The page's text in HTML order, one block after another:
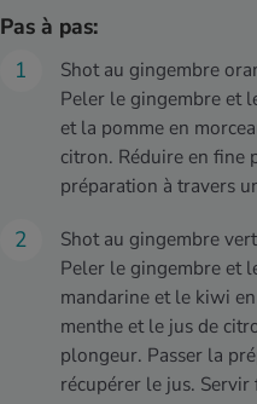
Pas à pas:
Shot au gingembre
Peler le gingembre et
et la pomme en
citron. Réduire en fine
préparation à travers
Shot au gingembre vert
Peler le gingembre et
mandarine et le kiwi
menthe et le jus de
plongeur. Passer la
récupérer le jus. Servir